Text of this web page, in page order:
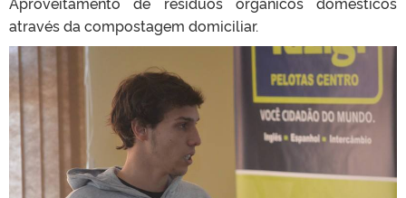
através da compostagem domiciliar.